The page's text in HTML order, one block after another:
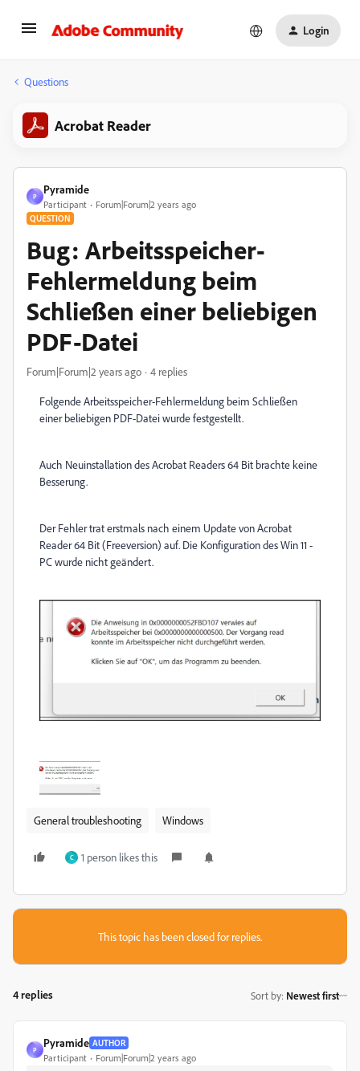
Login
Questions
Acrobat Reader
P
Pyramide
Participant Forum|Forum|2 years ago
QUESTION
Bug: Arbeitsspeicher-
Fehlermeldung beim
Schließen einer beliebigen
PDF-Datei
Forum|Forum|2 years ago 4 replies
Folgende Arbeitsspeicher-Fehlermeldung beim Schließen
einer beliebigen PDF-Datei wurde festgestellt.
Auch Neuinstallation des Acrobat Readers 64 Bit brachte keine
Besserung.
Der Fehler trat erstmals nach einem Update von Acrobat
Reader 64 Bit (Freeversion) auf. Die Konfiguration des Win 11 -
PC wurde nicht geändert.
General troubleshooting Windows
C 1 person likes this
This topic has been closed for replies.
4 replies Sort by: Newest first
P
Pyramide AUTHOR
Participant Forum|Forum|2 years ago